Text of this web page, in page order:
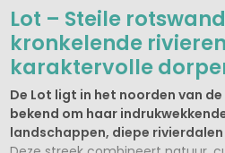
Lot – Steile
kronkelende
karaktervolle
De Lot ligt in het noorden van
bekend om haar
landschappen, diepe